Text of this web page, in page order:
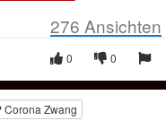
276 Ansichten
0
0
Corona Zwang